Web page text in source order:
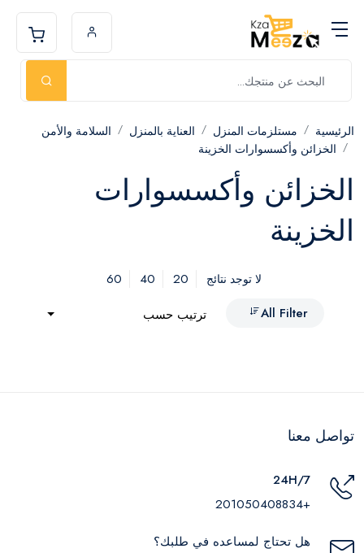
الرئيسية مستلزمات المنزل العناية بالمنزل
السلامة والأمن
الخزائن وأكسسوارات الخزينة
الخزائن وأكسسوارات
الخزينة
لا توجد نتائج 20
40
60
All Filter
ترتيب حسب
تواصل معنا
24H/7
+201050408834
هل تحتاج لمساعده في طلبك؟